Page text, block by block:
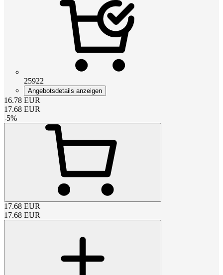
25922
Angebotsdetails anzeigen
16.78 EUR
17.68 EUR
-5%
17.68 EUR
17.68 EUR